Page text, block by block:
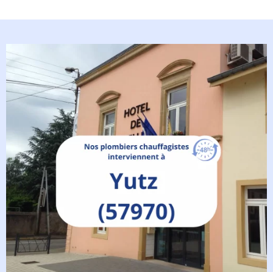
Planifiez l'intervention d'un de
nos experts en moins d'une
minute